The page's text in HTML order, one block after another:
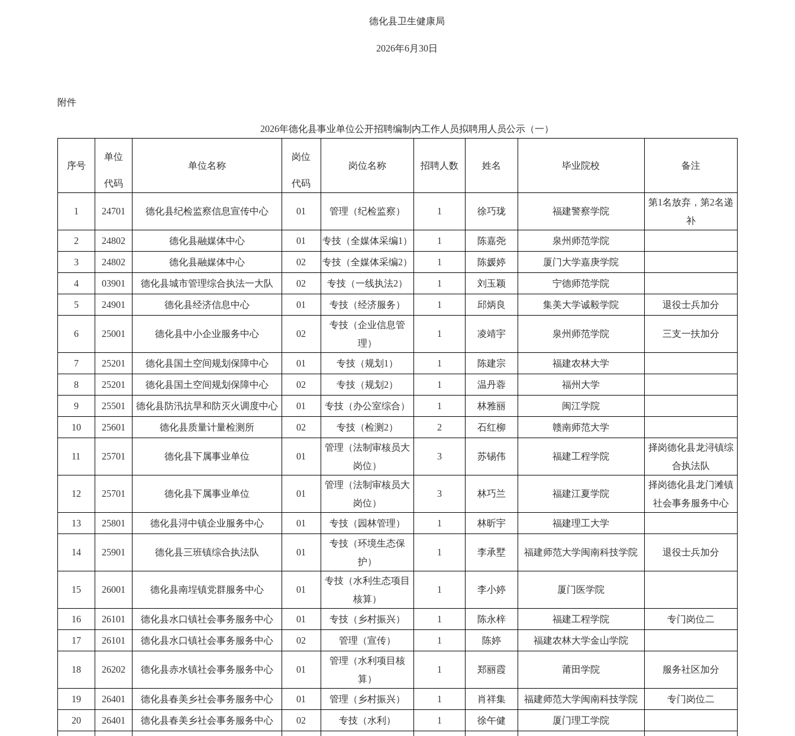
德化县卫生健康局
2026年6月30日
附件
2026年德化县事业单位公开招聘编制内工作人员拟聘用人员公示（一）
序号
单位
代码
单位名称
岗位
代码
岗位名称 招聘人数 姓名 毕业院校 备注
1 24701 德化县纪检监察信息宣传中心 01 管理（纪检监察） 1 徐巧珑 福建警察学院
第1名放弃，第2名递
补
2
24802 德化县融媒体中心 01 专技（全媒体采编1） 1 陈嘉尧 泉州师范学院
3 24802 德化县融媒体中心 02 专技（全媒体采编2） 1 陈媛婷 厦门大学嘉庚学院
4 03901 德化县城市管理综合执法一大队 02 专技（一线执法2） 1 刘玉颖 宁德师范学院
5 24901 德化县经济信息中心 01 专技（经济服务） 1 邱炳良 集美大学诚毅学院 退役士兵加分
6 25001 德化县中小企业服务中心 02
专技（企业信息管
理）
1 凌靖宇 泉州师范学院 三支一扶加分
7 25201 德化县国土空间规划保障中心 01 专技（规划1） 1 陈建宗 福建农林大学
8 25201 德化县国土空间规划保障中心 02 专技（规划2） 1 温丹蓉 福州大学
9 25501 德化县防汛抗旱和防灭火调度中心 01 专技（办公室综合） 1 林雅丽 闽江学院
10 25601 德化县质量计量检测所 02 专技（检测2） 2 石红柳 赣南师范大学
11 25701 德化县下属事业单位 01
管理（法制审核员大
岗位）
3 苏锡伟 福建工程学院
择岗德化县龙浔镇综
合执法队
12 25701 德化县下属事业单位 01
管理（法制审核员大
岗位）
3 林巧兰 福建江夏学院
择岗德化县龙门滩镇
社会事务服务中心
13
25801 德化县浔中镇企业服务中心 01 专技（园林管理） 1 林昕宇 福建理工大学
14 25901 德化县三班镇综合执法队 01
专技（环境生态保
护）
1 李承墅 福建师范大学闽南科技学院 退役士兵加分
15 26001 德化县南埕镇党群服务中心 01
专技（水利生态项目
核算）
1 李小婷 厦门医学院
16 26101 德化县水口镇社会事务服务中心 01 专技（乡村振兴） 1 陈永梓 福建工程学院 专门岗位二
17 26101 德化县水口镇社会事务服务中心 02 管理（宣传） 1 陈婷 福建农林大学金山学院
18 26202 德化县赤水镇社会事务服务中心 01
管理（水利项目核
算）
1 郑丽霞 莆田学院 服务社区加分
19 26401 德化县春美乡社会事务服务中心 01 管理（乡村振兴） 1 肖祥集 福建师范大学闽南科技学院 专门岗位二
20 26401 德化县春美乡社会事务服务中心 02 专技（水利） 1 徐午健 厦门理工学院